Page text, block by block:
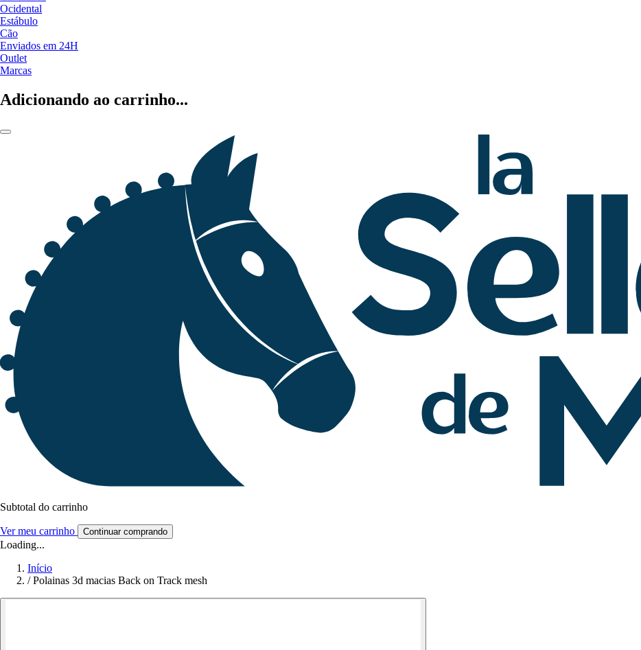
Ocidental
Estábulo
Cão
Enviados em 24H
Outlet
Marcas
Adicionando ao carrinho...
Subtotal do carrinho
Ver meu carrinho Continuar comprando
Loading...
Início
/ Polainas 3d macias Back on Track mesh